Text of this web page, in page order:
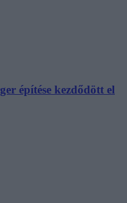
építése kezdődött el